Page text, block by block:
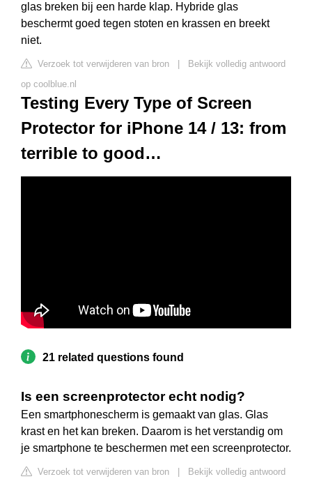
glas breken bij een harde klap. Hybride glas
beschermt goed tegen stoten en krassen en breekt
niet.
Verzoek tot verwijderen van bron
Bekijk volledig antwoord
op coolblue.nl
Testing Every Type of Screen
Protector for iPhone 14 / 13: from
terrible to good…
21 related questions found
Is een screenprotector echt nodig?
Een smartphonescherm is gemaakt van glas. Glas
krast en het kan breken. Daarom is het verstandig om
je smartphone te beschermen met een screenprotector.
Verzoek tot verwijderen van bron Bekijk volledig antwoord